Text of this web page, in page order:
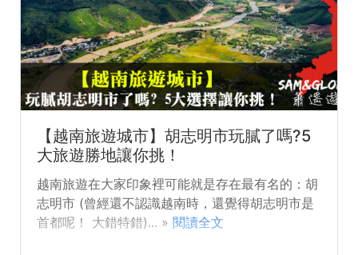
【越南旅遊城市】胡志明市玩膩了嗎?5
大旅遊勝地讓你挑！
越南旅遊在大家印象裡可能就是存在最有名的：胡
志明市 (曾經還不認識越南時，還覺得胡志明市是
首都呢！ 大錯特錯)... » 閱讀全文